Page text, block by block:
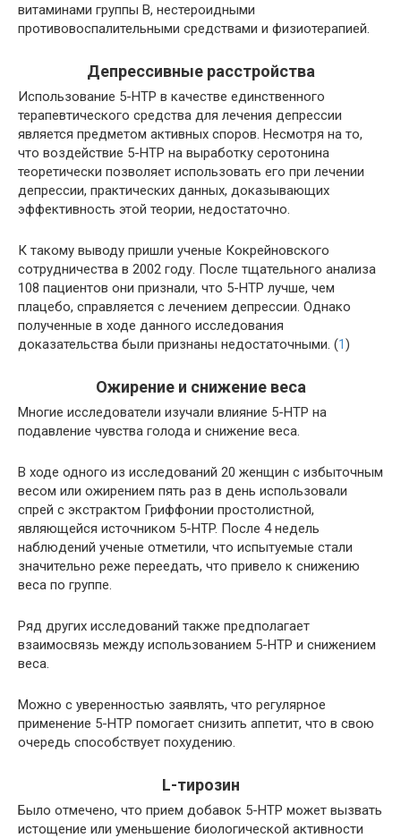
витаминами группы B, нестероидными
противовоспалительными средствами и физиотерапией.
Депрессивные расстройства
Использование 5-HTP в качестве единственного
терапевтического средства для лечения депрессии
является предметом активных споров. Несмотря на то,
что воздействие 5-HTP на выработку серотонина
теоретически позволяет использовать его при лечении
депрессии, практических данных, доказывающих
эффективность этой теории, недостаточно.
К такому выводу пришли ученые Кокрейновского
сотрудничества в 2002 году. После тщательного анализа
108 пациентов они признали, что 5-HTP лучше, чем
плацебо, справляется с лечением депрессии. Однако
полученные в ходе данного исследования
доказательства были признаны недостаточными. (1)
Ожирение и снижение веса
Многие исследователи изучали влияние 5-HTP на
подавление чувства голода и снижение веса.
В ходе одного из исследований 20 женщин с избыточным
весом или ожирением пять раз в день использовали
спрей с экстрактом Гриффонии простолистной,
являющейся источником 5-HTP. После 4 недель
наблюдений ученые отметили, что испытуемые стали
значительно реже переедать, что привело к снижению
веса по группе.
Ряд других исследований также предполагает
взаимосвязь между использованием 5-HTP и снижением
веса.
Можно с уверенностью заявлять, что регулярное
применение 5-HTP помогает снизить аппетит, что в свою
очередь способствует похудению.
L-тирозин
Было отмечено, что прием добавок 5-HTP может вызвать
истощение или уменьшение биологической активности